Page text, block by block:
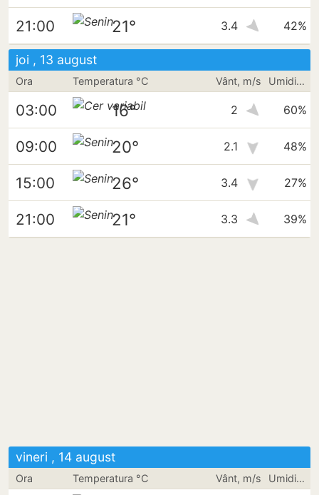
21:00 21° 3.4 42%
joi , 13 august
Ora Temperatura °C Vânt, m/s Umiditate
03:00 16° 2 60%
09:00 20° 2.1 48%
15:00 26° 3.4 27%
21:00 21° 3.3 39%
vineri , 14 august
Ora Temperatura °C Vânt, m/s Umiditate